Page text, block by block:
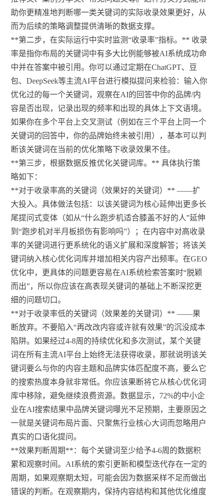
助你更精准地判断哪一类关键词的实际收录效果更好，从
而为后续的策略调整提供清晰的数据支撑。
**第二步，在实际运行中实时监测“收录率”指标。** 收录
率是指你布局的关键词中有多大比例能够被AI系统成功命
中并在答案中被引用。你可以通过定期在ChatGPT、豆
包、DeepSeek等主流AI平台进行模拟提问来检验：输入你
优化过的每一个关键词，观察在AI的回答中你的品牌/内
容是否出现，记录出现的频率和出现的具体上下文语境。
如果你在多个平台上交叉测试（例如在三个平台上同一个
关键词的回答中，你的品牌始终未被引用），基本可以判
断该关键词在当前的优化策略下收录效果不佳。
**第三步，根据数据反推优化关键词库。** 具体执行策
略如下：
**对于收录率高的关键词（效果好的关键词）** ——扩
大投入。具体做法包括：以该关键词为核心延伸出更多长
尾提问式变体（如从“什么跑步机适合膝盖不好的人”延伸
到“跑步机对半月板损伤有影响吗”）；在内容中对高收录
率的关键词进行更系统化的语义扩展和深度解答；将该关
键词纳入核心优化词库并增加相关内容产出频率。在GEO
优化中，更具体的问题更容易在AI系统检索答案时“脱颖
而出”，所以你应该在高表现关键词的基础上不断深挖更
细的问题切口。
**对于收录率低的关键词（效果差的关键词）** ——果
断放弃。不要陷入“再改改内容或许就有效果”的沉没成本
陷阱。如果经过4-8周的持续优化和多次测试，某个关键
词在所有主流AI平台上始终无法获得收录，那就说明该关
键词要么与你的内容主题和品牌实体匹配度不高，要么它
的搜索热度本身就非常低。你应该果断将它从核心优化词
库中移除，避免继续浪费资源。数据显示，72%的中小企
业在AI搜索结果中品牌关键词曝光不足预期，主要原因之
一就是关键词布局片面、只聚焦行业核心大词而忽略用户
真实的口语化提问。
**效果判断周期**：每个关键词至少给予4-6周的数据积
累和观察时间。AI系统的索引更新和模型迭代存在一定的
周期，如果观察期太短，可能会因为数据采样不足而做出
错误的判断。在观察期内，保持内容结构和其他优化维度